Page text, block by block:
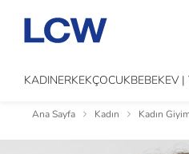
KADINERKEKÇOCUKBEBEKEV |
Ana Sayfa Kadın Kadın